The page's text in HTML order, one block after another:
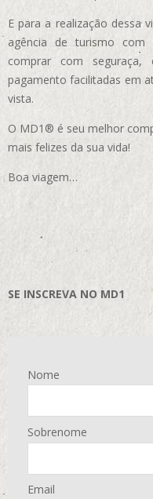
E para a realização dessa
agência de turismo
comprar com
pagamento facilitadas em
vista.
O MD1® é seu melhor
mais felizes da sua vida!
Boa viagem…
SE INSCREVA NO MD1
Nome
Sobrenome
Email